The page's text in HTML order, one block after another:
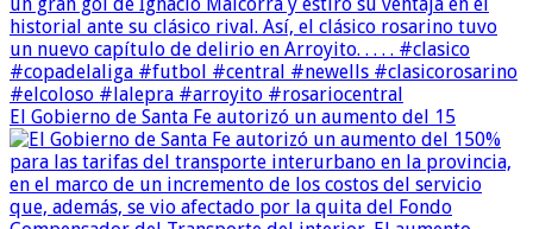
El Gobierno de Santa Fe autorizó un aumento del 15